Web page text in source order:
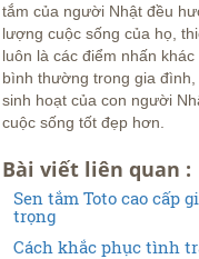
tắm của người Nhật đều
lượng cuộc sống của họ,
luôn là các điểm nhấn
bình thường trong gia đình,
sinh hoạt của con người
cuộc sống tốt đẹp hơn.
Bài viết liên quan :
Sen tắm Toto cao cấp
trọng
Cách khắc phục tình